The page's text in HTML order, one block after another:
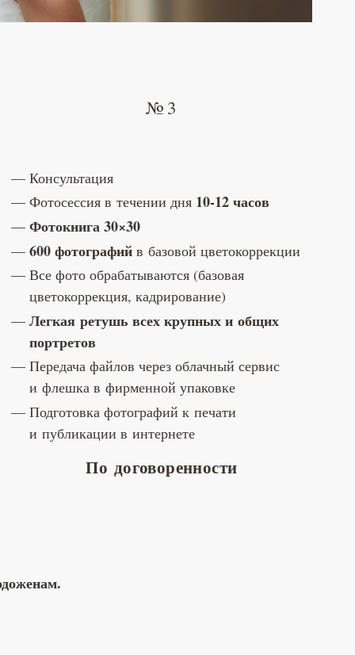
№ 3
Консультация
Фотосессия в течении дня 10-12 часов
Фотокнига 30×30
600 фотографийв базовой цветокоррекции
Все фото обрабатываются (базовая
цветокоррекция, кадрирование)
Легкая ретушь всех крупныхи общих
портретов
Передача файлов через облачный сервис
и флешка в фирменной упаковке
Подготовка фотографий к печати
и публикации в интернете
По договоренности